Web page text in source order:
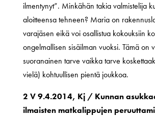
ilmentynyt”. Minkähän takia valmistelija
aloitteensa tehneen? Maria on
varajäsen eikä voi osallistua kokouksiin
ongelmallisen sisäilman vuoksi. Tämä on
suoranainen tarve vaikka tarve
vielä) kohtuullisen pientä joukkoa.
2 V 9.4.2014, Kj / Kunnan
ilmaisten matkalippujen